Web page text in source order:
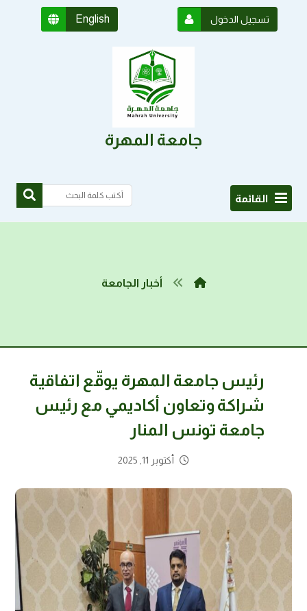
English تسجيل الدخول
جامعة المهرة
القائمة
أخبار الجامعة
رئيس جامعة المهرة يوقّع اتفاقية
شراكة وتعاون أكاديمي مع رئيس
جامعة تونس المنار
أكتوبر 11, 2025